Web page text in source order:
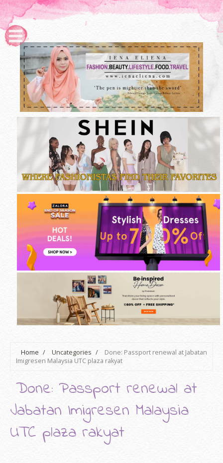
Home / Uncategories /
Done: Passport renewal at Jabatan
Imigresen Malaysia UTC plaza rakyat
Done: Passport renewal at
Jabatan Imigresen Malaysia
UTC plaza rakyat